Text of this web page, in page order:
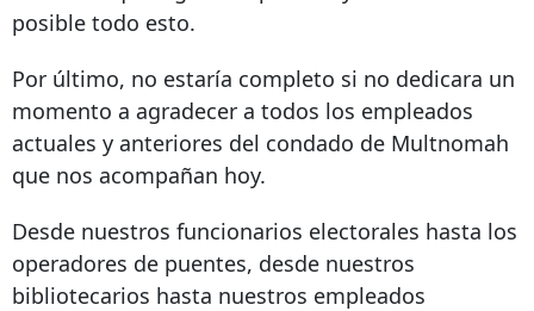
posible todo esto.
Por último, no estaría completo si no dedicara un
momento a agradecer a todos los empleados
actuales y anteriores del condado de Multnomah
que nos acompañan hoy.
Desde nuestros funcionarios electorales hasta los
operadores de puentes, desde nuestros
bibliotecarios hasta nuestros empleados